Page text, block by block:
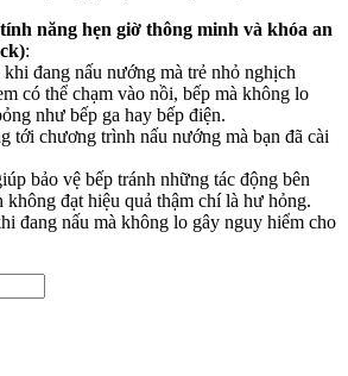
năng hẹn giờ thông minh và khóa an
:
đang nấu nướng mà trẻ nhỏ nghịch
có thể chạm vào nồi, bếp mà không lo
như bếp ga hay bếp điện.
tới chương trình nấu nướng mà bạn đã cài
bảo vệ bếp tránh những tác động bên
không đạt hiệu quả thậm chí là hư hỏng.
đang nấu mà không lo gây nguy hiểm cho